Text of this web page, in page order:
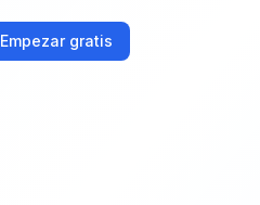
Empezar gratis